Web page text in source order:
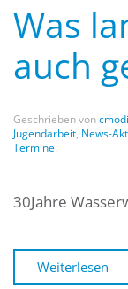
Was
auch
Geschrieben von
Jugendarbeit, News-
Termine.
30Jahre
Weiterlesen